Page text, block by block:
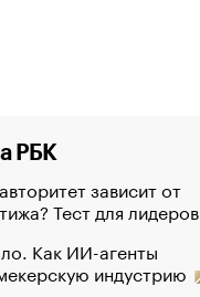
РБК
зависит от
Тест для лидеров
Как ИИ-агенты
индустрию